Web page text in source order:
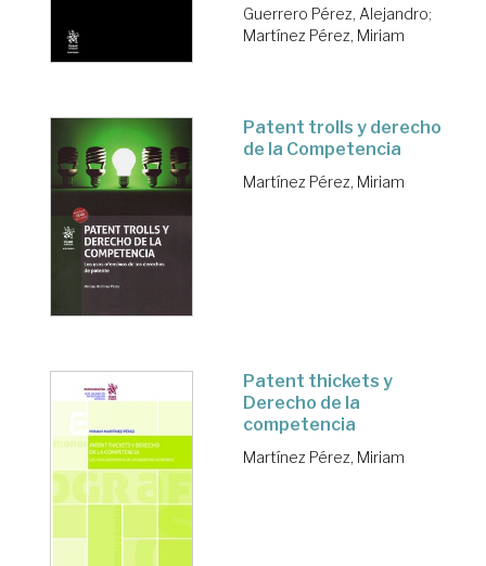
Guerrero Pérez, Alejandro;
Martínez Pérez, Miriam
Patent trolls y derecho
de la Competencia
Martínez Pérez, Miriam
Patent thickets y
Derecho de la
competencia
Martínez Pérez, Miriam